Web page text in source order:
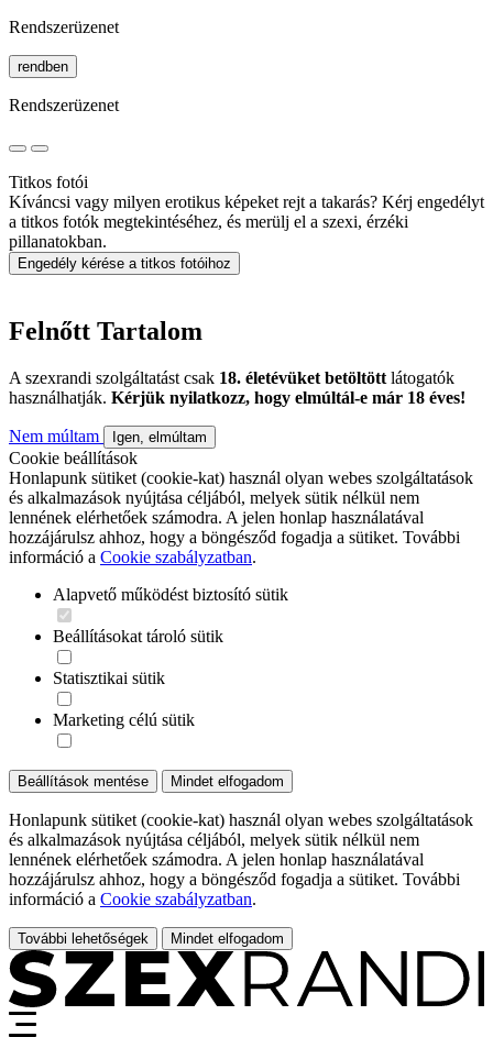
Rendszerüzenet
rendben
Rendszerüzenet
Titkos fotói
Kíváncsi vagy milyen erotikus képeket rejt a takarás? Kérj engedélyt
a titkos fotók megtekintéséhez, és merülj el a szexi, érzéki
pillanatokban.
Engedély kérése a titkos fotóihoz
Felnőtt Tartalom
A szexrandi szolgáltatást csak 18. életévüket betöltött látogatók
használhatják. Kérjük nyilatkozz, hogy elmúltál-e már 18 éves!
Nem múltam Igen, elmúltam
Cookie beállítások
Honlapunk sütiket (cookie-kat) használ olyan webes szolgáltatások
és alkalmazások nyújtása céljából, melyek sütik nélkül nem
lennének elérhetőek számodra. A jelen honlap használatával
hozzájárulsz ahhoz, hogy a böngésződ fogadja a sütiket. További
információ a Cookie szabályzatban.
Alapvető működést biztosító sütik
Beállításokat tároló sütik
Statisztikai sütik
Marketing célú sütik
Beállítások mentése Mindet elfogadom
Honlapunk sütiket (cookie-kat) használ olyan webes szolgáltatások
és alkalmazások nyújtása céljából, melyek sütik nélkül nem
lennének elérhetőek számodra. A jelen honlap használatával
hozzájárulsz ahhoz, hogy a böngésződ fogadja a sütiket. További
információ a Cookie szabályzatban.
További lehetőségek Mindet elfogadom